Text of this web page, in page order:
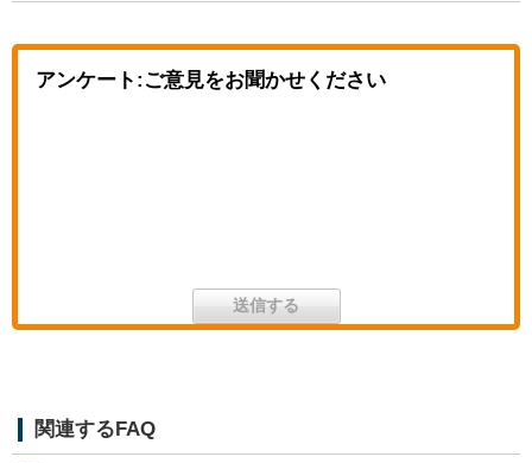
アンケート:ご意見をお聞かせください
関連するFAQ